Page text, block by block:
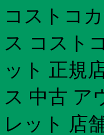
コストコ
ス コスト
ット 正規
ス 中古 ア
レット 店